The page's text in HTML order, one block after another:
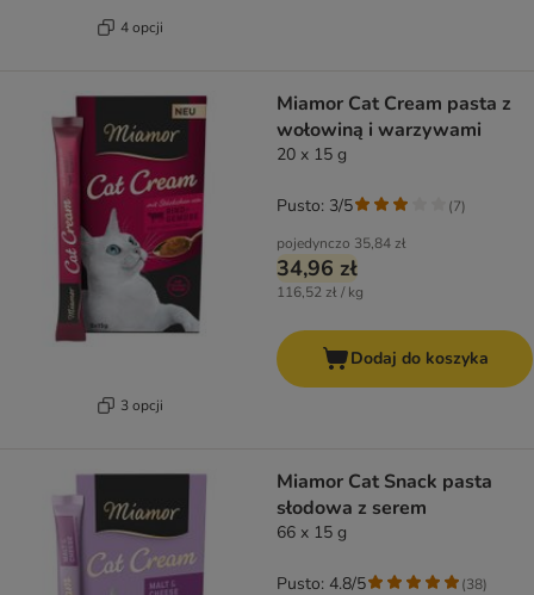
4 opcji
3 opcji
Miamor Cat Cream pasta z
wołowiną i warzywami
20 x 15 g
pojedynczo 35,84 zł
34,96 zł
116,52 zł / kg
Pusto: 3/5 (7)
Dodaj do koszyka
Miamor Cat Snack pasta
słodowa z serem
66 x 15 g
Pusto: 4.8/5 (38)